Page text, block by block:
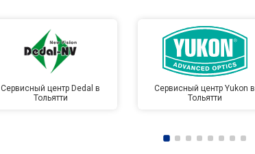
Сервисный центр Dedal в
Тольятти
Сервисный центр Yukon в
Тольятти